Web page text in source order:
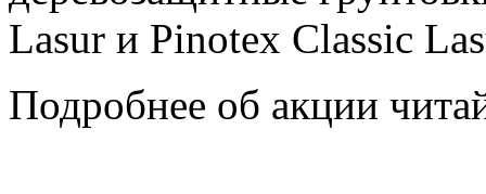
Lasur и Pinotex Classic
Подробнее об акции